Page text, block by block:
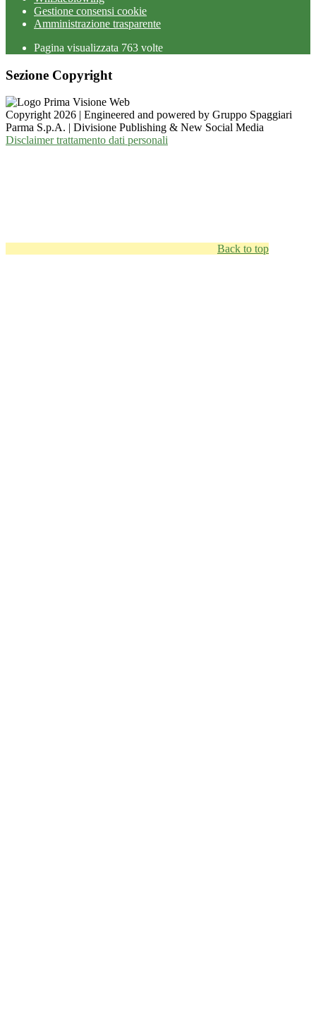
Gestione consensi cookie
Amministrazione trasparente
Pagina visualizzata 763 volte
Sezione Copyright
Copyright 2026 | Engineered and powered by Gruppo Spaggiari
Parma S.p.A. | Divisione Publishing & New Social Media
Disclaimer trattamento dati personali
Back to top